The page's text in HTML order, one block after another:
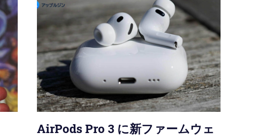
AirPods Pro 3 に新ファームウェ